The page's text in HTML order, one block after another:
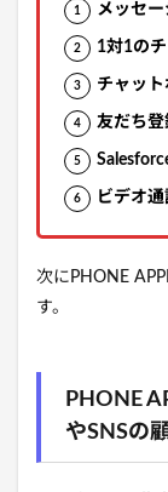
メッセ
1対1の
チャッ
友だち登
ビデオ
次にPHONE
す。
PHONE
やSNSの